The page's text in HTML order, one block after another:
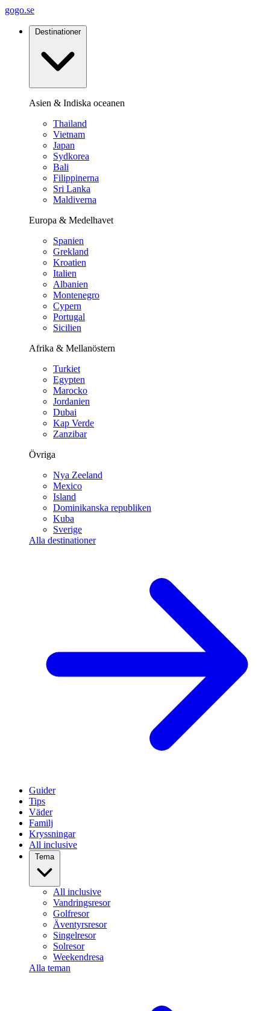
gogo.se
Destinationer
Asien & Indiska oceanen
Thailand
Vietnam
Japan
Sydkorea
Bali
Filippinerna
Sri Lanka
Maldiverna
Europa & Medelhavet
Spanien
Grekland
Kroatien
Italien
Albanien
Montenegro
Cypern
Portugal
Sicilien
Afrika & Mellanöstern
Turkiet
Egypten
Marocko
Jordanien
Dubai
Kap Verde
Zanzibar
Övriga
Nya Zeeland
Mexico
Island
Dominikanska republiken
Kuba
Sverige
Alla destinationer
Guider
Tips
Väder
Familj
Kryssningar
All inclusive
Tema
All inclusive
Vandringsresor
Golfresor
Äventyrsresor
Singelresor
Solresor
Weekendresa
Alla teman